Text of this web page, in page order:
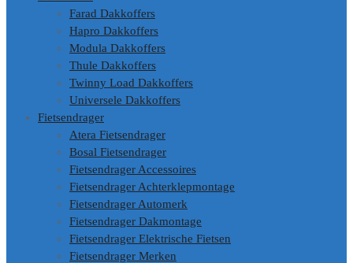
Farad Dakkoffers
Hapro Dakkoffers
Modula Dakkoffers
Thule Dakkoffers
Twinny Load Dakkoffers
Universele Dakkoffers
Fietsendrager
Atera Fietsendrager
Bosal Fietsendrager
Fietsendrager Accessoires
Fietsendrager Achterklepmontage
Fietsendrager Automerk
Fietsendrager Dakmontage
Fietsendrager Elektrische Fietsen
Fietsendrager Merken